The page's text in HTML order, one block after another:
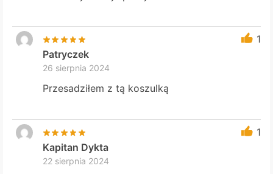
1
Patryczek
26 sierpnia 2024
Przesadziłem z tą koszulką
1
Kapitan Dykta
22 sierpnia 2024